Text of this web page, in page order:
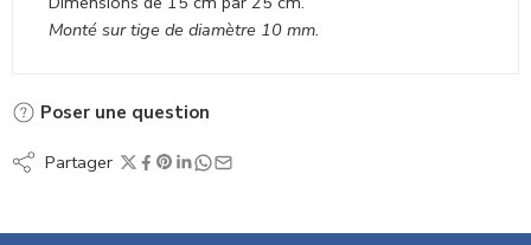
Monté sur tige de diamètre 10 mm.
Poser une question
Partager